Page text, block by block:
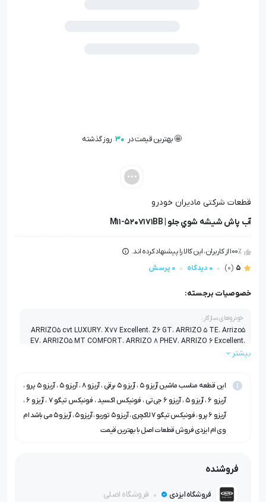
🤩 بهترین قیمت در 30 روز گذشته
🤩 بهترین قیمت در 30
قطعات شرکتی مادیران خودرو
آب پاش شيشه شوي جلو | M11-5207171BB
100٪ از کاربران، این کالا را پیشنهاد کرده اند.
5
(0) 0 دیدگاه 0 پرسش
خصوصیات برجسته:
خودروهای سازگار:
ARRIZO5 cvt LUXURY، X77 Excellent، Z6 GT، ARRIZO 5 TE، Arrizo5
EV، ARRIZO5 MT COMFORT، ARRIZO 8 PHEV، ARRIZO 6 Excellent،
Arrizo 8 Excellent، TIGGO7 DCT Excellent، ARRIZO5 IE FL2 MY،
ARRIZO6 PRO Excellent، EXEED-T1C، ARRIZO 5 PRO EXCELENT، Z8
بیشتر
این قطعه مناسب ماشین آریزو ۵ ، آریزو ۵ برقی ، آریزو ۸ ، آریزو ۵ ، آریزو ۵ پرو ،
آریزو ۶ ، آریزو ۵ ، آریزو ۶ جی‌تی ، فونیکس اکسید ، فونیکس تیگو ۷ ، آریزو ۶ ،
آریزو ۶ پرو ، فونیکس تیگو ۷ لاکچری ، آریزو ۵ توربو ، آریزو ۵ ، آریزو ۵ می باشد ام
وی ام ایزدی فروش قطعات اصل با بهترین قیمت
فروشنده
فروشگاه ایزدی فروشگاه اصلی